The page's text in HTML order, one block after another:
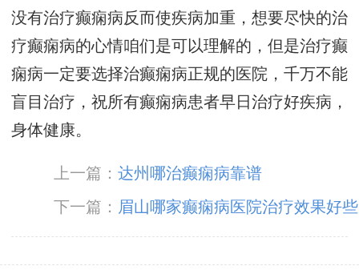
没有治疗癫痫病反而使疾病加重，想要尽快的治
疗癫痫病的心情咱们是可以理解的，但是治疗癫
痫病一定要选择治癫痫病正规的医院，千万不能
盲目治疗，祝所有癫痫病患者早日治疗好疾病，
身体健康。
上一篇：达州哪治癫痫病靠谱
下一篇： 眉山哪家癫痫病医院治疗效果好些